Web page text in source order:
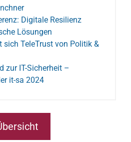
Digitale Resilienz
Lösungen
sich TeleTrust von Politik &
zur IT-Sicherheit –
it-sa 2024